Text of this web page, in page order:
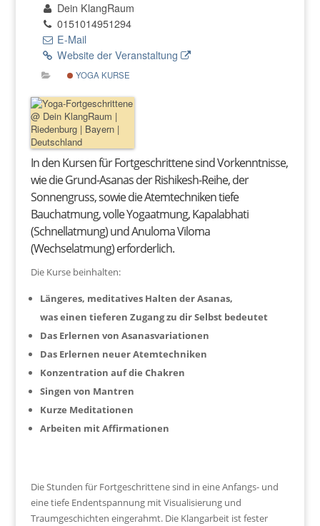
Dein KlangRaum
0151014951294
E-Mail
Website der Veranstaltung
YOGA KURSE
In den Kursen für Fortgeschrittene sind Vorkenntnisse,
wie die Grund-Asanas der Rishikesh-Reihe, der
Sonnengruss, sowie die Atemtechniken tiefe
Bauchatmung, volle Yogaatmung, Kapalabhati
(Schnellatmung) und Anuloma Viloma
(Wechselatmung) erforderlich.
Die Kurse beinhalten:
Längeres, meditatives Halten der Asanas,
was einen tieferen Zugang zu dir Selbst bedeutet
Das Erlernen von Asanasvariationen
Das Erlernen neuer Atemtechniken
Konzentration auf die Chakren
Singen von Mantren
Kurze Meditationen
Arbeiten mit Affirmationen
Die Stunden für Fortgeschrittene sind in eine Anfangs- und
eine tiefe Endentspannung mit Visualisierung und
Traumgeschichten eingerahmt. Die Klangarbeit ist fester